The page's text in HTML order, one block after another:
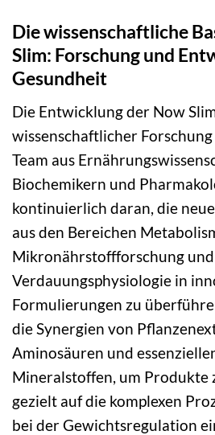
Die wissenschaftliche
Slim: Forschung und
Gesundheit
Die Entwicklung der Now
wissenschaftlicher
Team aus
Biochemikern und
kontinuierlich daran, die
aus den Bereichen
Mikronährstoffforschung und
Verdauungsphysiologie in
Formulierungen zu
die Synergien von
Aminosäuren und
Mineralstoffen, um Produkte
gezielt auf die komplexen
bei der Gewichtsregulation